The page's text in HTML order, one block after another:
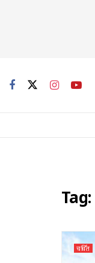
Tag:
चर्चित